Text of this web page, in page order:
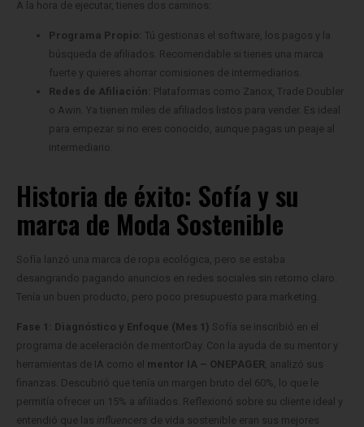
A la hora de ejecutar, tienes dos caminos:
Programa Propio: Tú gestionas el software, los pagos y la
búsqueda de afiliados. Recomendable si tienes una marca
fuerte y quieres ahorrar comisiones de intermediarios.
Redes de Afiliación: Plataformas como Zanox, Trade Doubler
o Awin. Ya tienen miles de afiliados listos para vender. Es ideal
para empezar si no eres conocido, aunque pagas un peaje al
intermediario.
Historia de éxito: Sofía y su
marca de Moda Sostenible
Sofía lanzó una marca de ropa ecológica, pero se estaba
desangrando pagando anuncios en redes sociales sin retorno claro.
Tenía un buen producto, pero poco presupuesto para marketing.
Fase 1: Diagnóstico y Enfoque (Mes 1) Sofía se inscribió en el
programa de aceleración de mentorDay. Con la ayuda de su mentor y
herramientas de IA como el mentor IA – ONEPAGER , analizó sus
finanzas. Descubrió que tenía un margen bruto del 60%, lo que le
permitía ofrecer un 15% a afiliados. Reflexionó sobre su cliente ideal y
entendió que las influencers de vida sostenible eran sus mejores